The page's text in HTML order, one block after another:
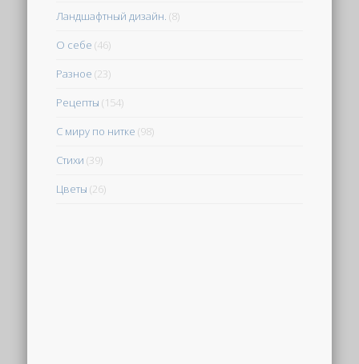
Ландшафтный дизайн. (8)
О себе (46)
Разное (23)
Рецепты (154)
С миру по нитке (98)
Стихи (39)
Цветы (26)